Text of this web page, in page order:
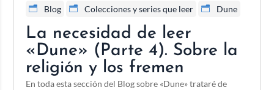
La necesidad de leer
«Dune» (Parte 4). Sobre la
religión y los fremen
Blog Colecciones y series que leer Dune
En toda esta sección del Blog sobre «Dune» trataré de